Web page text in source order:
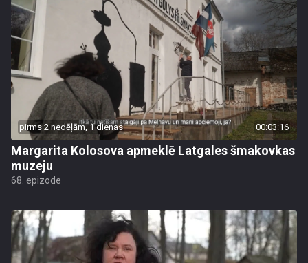
pirms 2 nedēļām, 1 dienas 00:03:16
Margarita Kolosova apmeklē Latgales šmakovkas
muzeju
68. epizode